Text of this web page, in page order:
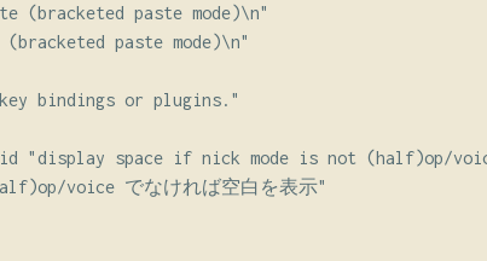
(bracketed paste mode)\n"
paste mode)\n"
key bindings or plugins."
msgid "display space if nick mode is not (half)op/
voice でなければ空白を表示"